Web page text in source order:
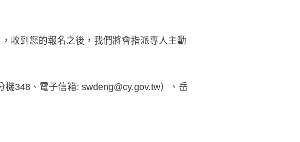
收到您的報名之後，我們將會指派專人主動
348、電子信箱: swdeng@cy.gov.tw）、岳